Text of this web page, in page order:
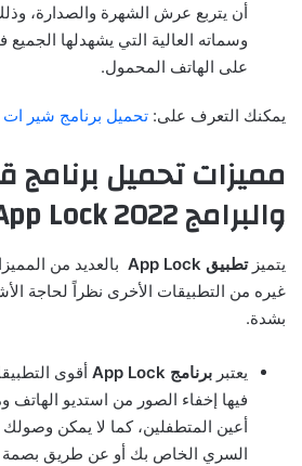
أن يتربع عرش الشهرة والصدارة،
وسماته العالية التي يشهدلها
على الهاتف المحمول.
يمكنك التعرف على: تحميل برنامج شير ات 2022
مميزات تحميل برنامج
والبرامج App Lock 2022
يتميزتطبيق App Lock بالعديد من
غيره من التطبيقات الأخرى نظراً لحاجة
بشدة.
يعتبر برنامج App Lock أقوى
فيها إخفاء الصور من استديو الهاتف
أعين المتطفلين، كما لا يمكن وصولك
السري الخاص بك أو عن طريق بصمة